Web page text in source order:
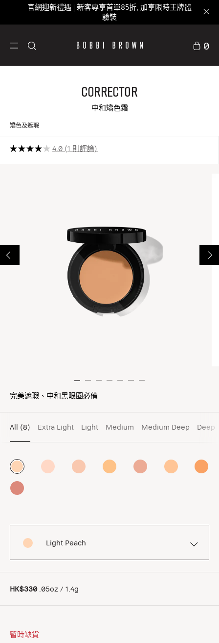
官網迎新禮遇 | 新客專享首單85折, 加享限時王牌體
驗裝
0
Corrector
中和矯色霜
矯色及遮瑕
4.0 1 則評論
完美遮瑕、中和黑眼圈必備
All (8) Extra Light Light Medium Medium Deep Deep
Light Peach
HK$330.05oz / 1.4g
暫時缺貨